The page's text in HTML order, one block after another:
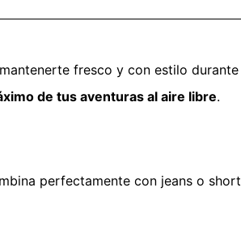
fresco y con estilo
de tus aventuras al aire libre.
perfectamente con jeans o